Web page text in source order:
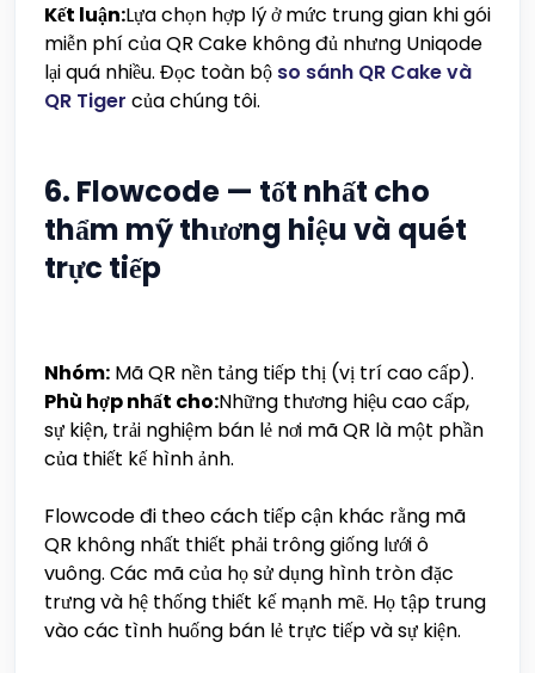
Kết luận:Lựa chọn hợp lý ở mức trung gian khi gói
miễn phí của QR Cake không đủ nhưng Uniqode
lại quá nhiều. Đọc toàn bộ so sánh QR Cake và
QR Tiger của chúng tôi.
6. Flowcode — tốt nhất cho
thẩm mỹ thương hiệu và quét
trực tiếp
Nhóm: Mã QR nền tảng tiếp thị (vị trí cao cấp).
Phù hợp nhất cho:Những thương hiệu cao cấp,
sự kiện, trải nghiệm bán lẻ nơi mã QR là một phần
của thiết kế hình ảnh.
Flowcode đi theo cách tiếp cận khác rằng mã
QR không nhất thiết phải trông giống lưới ô
vuông. Các mã của họ sử dụng hình tròn đặc
trưng và hệ thống thiết kế mạnh mẽ. Họ tập trung
vào các tình huống bán lẻ trực tiếp và sự kiện.